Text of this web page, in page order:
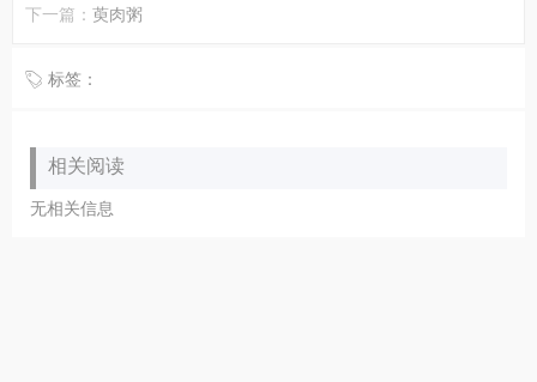
下一篇： 萸肉粥
标签：
相关阅读
无相关信息